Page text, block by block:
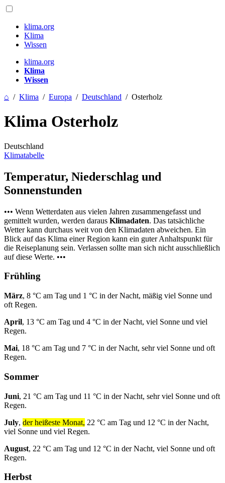
klima.org
Klima
Wissen
klima.org
Klima
Wissen
⌂ / Klima / Europa / Deutschland / Osterholz
Klima Osterholz
Deutschland
Klimatabelle
Temperatur, Niederschlag und
Sonnenstunden
••• Wenn Wetterdaten aus vielen Jahren zusammengefasst und
gemittelt wurden, werden daraus Klimadaten. Das tatsächliche
Wetter kann durchaus weit von den Klimadaten abweichen. Ein
Blick auf das Klima einer Region kann ein guter Anhaltspunkt für
die Reiseplanung sein. Verlassen sollte man sich nicht ausschließlich
auf diese Werte. •••
Frühling
März, 8 °C am Tag und 1 °C in der Nacht, mäßig viel Sonne und
oft Regen.
April, 13 °C am Tag und 4 °C in der Nacht, viel Sonne und viel
Regen.
Mai, 18 °C am Tag und 7 °C in der Nacht, sehr viel Sonne und oft
Regen.
Sommer
Juni, 21 °C am Tag und 11 °C in der Nacht, sehr viel Sonne und oft
Regen.
July, der heißeste Monat, 22 °C am Tag und 12 °C in der Nacht,
viel Sonne und viel Regen.
August, 22 °C am Tag und 12 °C in der Nacht, viel Sonne und oft
Regen.
Herbst